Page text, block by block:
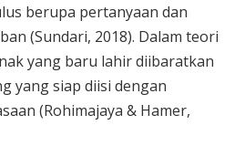
berupa pertanyaan dan
(Sundari, 2018). Dalam teori
yang baru lahir diibaratkan
yang siap diisi dengan
(Rohimajaya & Hamer,